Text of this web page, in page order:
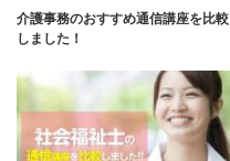
介護事務のおすすめ通信講座を比較
しました！